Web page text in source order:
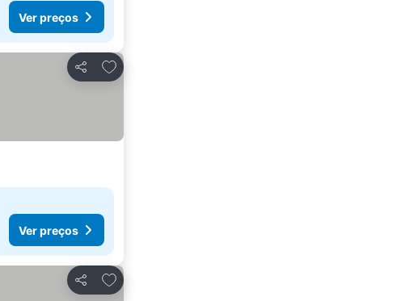
Ver preços
Partilhar
Adicionar aos favoritos
Ver preços
Partilhar
Adicionar aos favoritos